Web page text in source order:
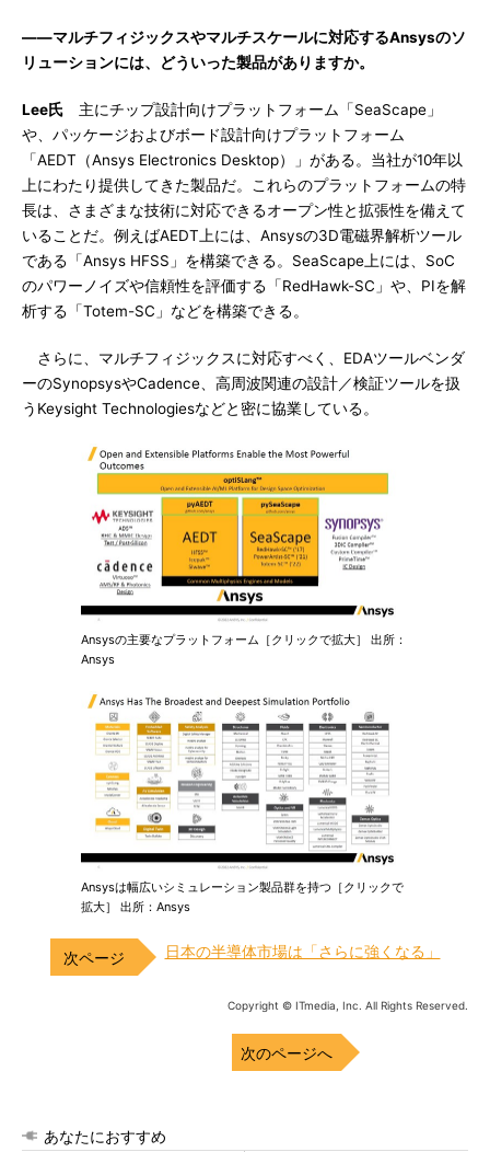
――マルチフィジックスやマルチスケールに対応するAnsysのソ
リューションには、どういった製品がありますか。
Lee氏 主にチップ設計向けプラットフォーム「SeaScape」
や、パッケージおよびボード設計向けプラットフォーム
「AEDT（Ansys Electronics Desktop）」がある。当社が10年以
上にわたり提供してきた製品だ。これらのプラットフォームの特
長は、さまざまな技術に対応できるオープン性と拡張性を備えて
いることだ。例えばAEDT上には、Ansysの3D電磁界解析ツール
である「Ansys HFSS」を構築できる。SeaScape上には、SoC
のパワーノイズや信頼性を評価する「RedHawk-SC」や、PIを解
析する「Totem-SC」などを構築できる。
さらに、マルチフィジックスに対応すべく、EDAツールベンダ
ーのSynopsysやCadence、高周波関連の設計／検証ツールを扱
うKeysight Technologiesなどと密に協業している。
Ansysの主要なプラットフォーム［クリックで拡大］ 出所：
Ansys
Ansysは幅広いシミュレーション製品群を持つ［クリックで
拡大］ 出所：Ansys
日本の半導体市場は「さらに強くなる」
Copyright © ITmedia, Inc. All Rights Reserved.
次のページへ
あなたにおすすめ